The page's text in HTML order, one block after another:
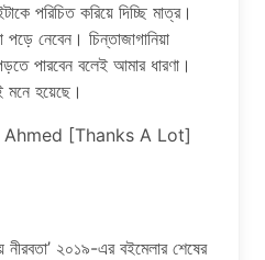
পরিচিত করিয়ে দিচ্ছি মাত্র।
নেবেন। চিন্তাজাগানিয়া
পারবেন বলেই আমার ধারণা।
হয়েছে।
[Thanks A Lot]
নীরবতা’ ২০১৯-এর বইমেলার শেষের